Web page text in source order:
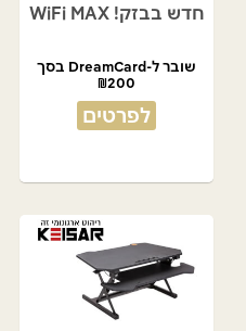
חדש בבזק! WiFi MAX
שובר ל-DreamCard בסך
₪200
מתנת המועדון!
לפרטים